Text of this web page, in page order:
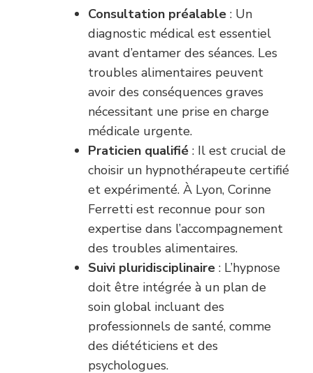
Consultation préalable : Un
diagnostic médical est essentiel
avant d’entamer des séances. Les
troubles alimentaires peuvent
avoir des conséquences graves
nécessitant une prise en charge
médicale urgente.
Praticien qualifié : Il est crucial de
choisir un hypnothérapeute certifié
et expérimenté. À Lyon, Corinne
Ferretti est reconnue pour son
expertise dans l’accompagnement
des troubles alimentaires.
Suivi pluridisciplinaire : L’hypnose
doit être intégrée à un plan de
soin global incluant des
professionnels de santé, comme
des diététiciens et des
psychologues.